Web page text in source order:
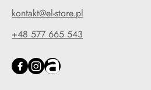
kontakt@el-store.pl
+48 577 665 543